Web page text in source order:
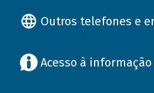
Outros telefones e
Acesso à informação